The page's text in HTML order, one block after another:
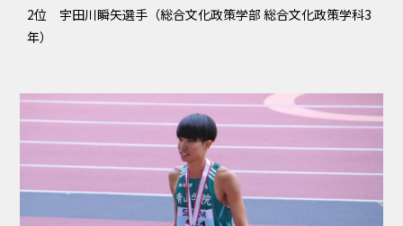
2位 宇田川瞬矢選手（総合文化政策学部 総合文化政策学科3
年）